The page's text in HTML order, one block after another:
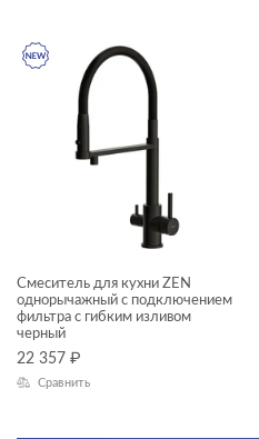
КОЛЛЕКЦИЯ
ZEN
Смеситель для кухни ZEN
однорычажный с подключением
фильтра с гибким изливом
черный
22 357 ₽
Сравнить